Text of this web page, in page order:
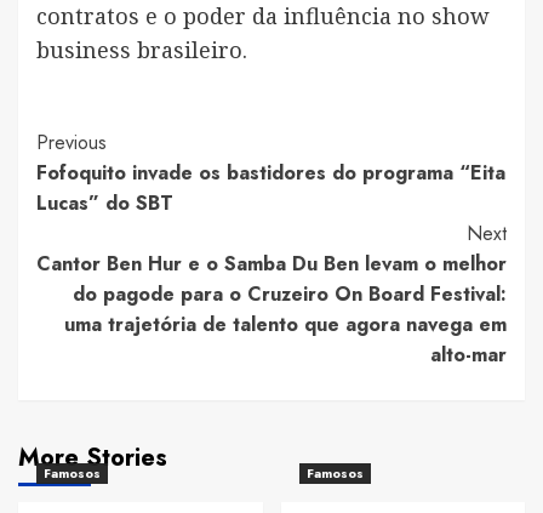
contratos e o poder da influência no show
business brasileiro.
Post
Navigation
Previous
Fofoquito invade os bastidores do programa “Eita
Lucas” do SBT
Next
Cantor Ben Hur e o Samba Du Ben levam o melhor
do pagode para o Cruzeiro On Board Festival:
uma trajetória de talento que agora navega em
alto-mar
More Stories
Famosos Famosos